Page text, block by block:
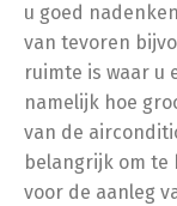
u goed
van tevoren
ruimte is waar u
namelijk hoe
van de
belangrijk om te
voor de aanleg